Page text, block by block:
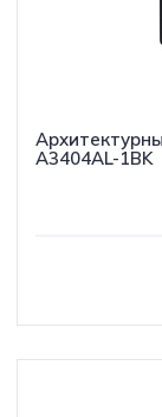
A3404AL-1BK